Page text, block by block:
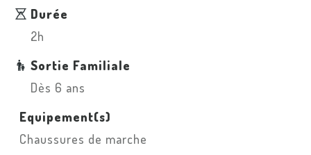
Durée
2h
Sortie Familiale
Dès 6 ans
Equipement(s)
Chaussures de marche